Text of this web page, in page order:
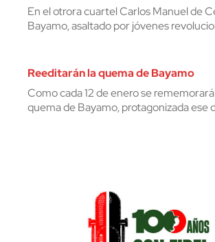
En el otrora cuartel Carlos Manuel de
Bayamo, asaltado por jóvenes
Reeditarán la quema de Bayamo
Como cada 12 de enero se
quema de Bayamo, protagonizada ese